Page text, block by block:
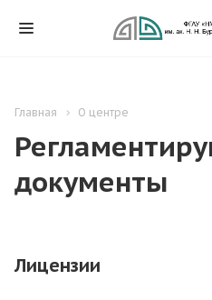
Главная О центре
документы
Лицензии